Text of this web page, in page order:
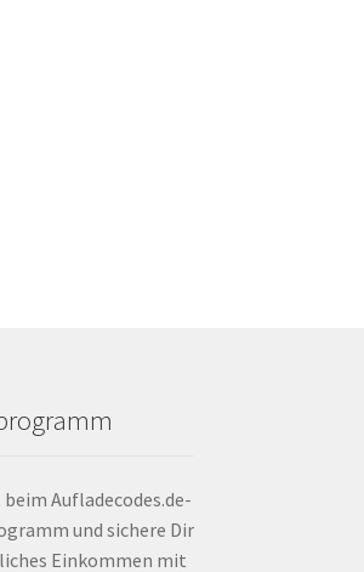
Aufladecodes.de-
und sichere Dir
Einkommen mit